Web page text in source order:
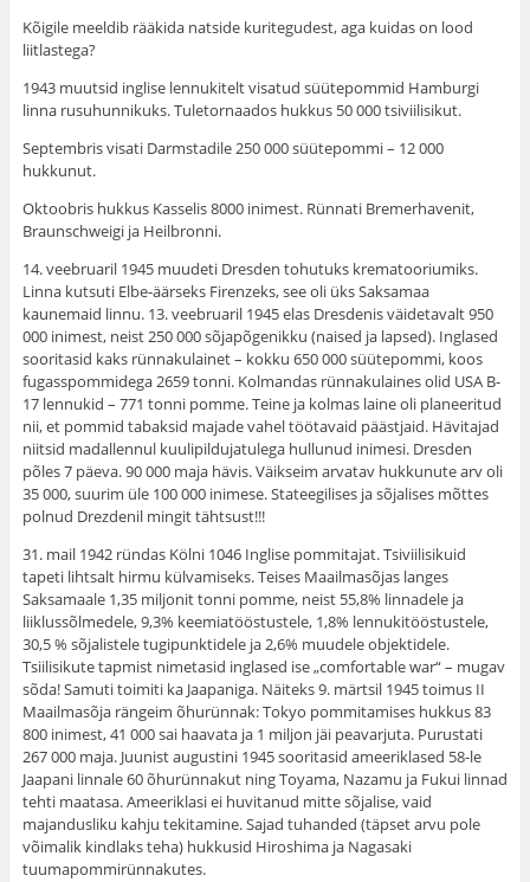
Kõigile meeldib rääkida natside kuritegudest, aga kuidas on lood
liitlastega?
1943 muutsid inglise lennukitelt visatud süütepommid Hamburgi
linna rusuhunnikuks. Tuletornaados hukkus 50 000 tsiviilisikut.
Septembris visati Darmstadile 250 000 süütepommi – 12 000
hukkunut.
Oktoobris hukkus Kasselis 8000 inimest. Rünnati Bremerhavenit,
Braunschweigi ja Heilbronni.
14. veebruaril 1945 muudeti Dresden tohutuks krematooriumiks.
Linna kutsuti Elbe-äärseks Firenzeks, see oli üks Saksamaa
kaunemaid linnu. 13. veebruaril 1945 elas Dresdenis väidetavalt 950
000 inimest, neist 250 000 sõjapõgenikku (naised ja lapsed). Inglased
sooritasid kaks rünnakulainet – kokku 650 000 süütepommi, koos
fugasspommidega 2659 tonni. Kolmandas rünnakulaines olid USA B-
17 lennukid – 771 tonni pomme. Teine ja kolmas laine oli planeeritud
nii, et pommid tabaksid majade vahel töötavaid päästjaid. Hävitajad
niitsid madallennul kuulipildujatulega hullunud inimesi. Dresden
põles 7 päeva. 90 000 maja hävis. Väikseim arvatav hukkunute arv oli
35 000, suurim üle 100 000 inimese. Stateegilises ja sõjalises mõttes
polnud Drezdenil mingit tähtsust!!!
31. mail 1942 ründas Kölni 1046 Inglise pommitajat. Tsiviilisikuid
tapeti lihtsalt hirmu külvamiseks. Teises Maailmasõjas langes
Saksamaale 1,35 miljonit tonni pomme, neist 55,8% linnadele ja
liiklussõlmedele, 9,3% keemiatööstustele, 1,8% lennukitööstustele,
30,5 % sõjalistele tugipunktidele ja 2,6% muudele objektidele.
Tsiilisikute tapmist nimetasid inglased ise „comfortable war“ – mugav
sõda! Samuti toimiti ka Jaapaniga. Näiteks 9. märtsil 1945 toimus II
Maailmasõja rängeim õhurünnak: Tokyo pommitamises hukkus 83
800 inimest, 41 000 sai haavata ja 1 miljon jäi peavarjuta. Purustati
267 000 maja. Juunist augustini 1945 sooritasid ameeriklased 58-le
Jaapani linnale 60 õhurünnakut ning Toyama, Nazamu ja Fukui linnad
tehti maatasa. Ameeriklasi ei huvitanud mitte sõjalise, vaid
majandusliku kahju tekitamine. Sajad tuhanded (täpset arvu pole
võimalik kindlaks teha) hukkusid Hiroshima ja Nagasaki
tuumapommirünnakutes.